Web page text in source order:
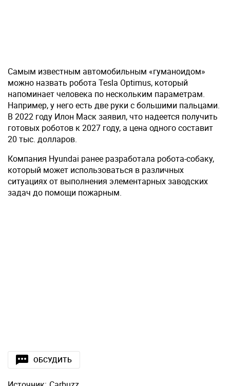
Самым известным автомобильным «гуманоидом»
можно назвать робота Tesla Optimus, который
напоминает человека по нескольким параметрам.
Например, у него есть две руки с большими пальцами.
В 2022 году Илон Маск заявил, что надеется получить
готовых роботов к 2027 году, а цена одного составит
20 тыс. долларов.
Компания Hyundai ранее разработала робота-собаку,
который может использоваться в различных
ситуациях от выполнения элементарных заводских
задач до помощи пожарным.
ОБСУДИТЬ